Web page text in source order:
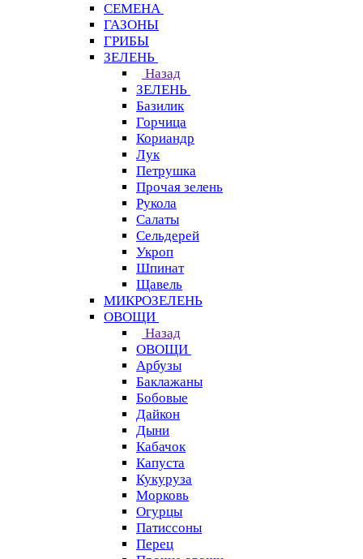
СЕМЕНА
ГАЗОНЫ
ГРИБЫ
ЗЕЛЕНЬ
Назад
ЗЕЛЕНЬ
Базилик
Горчица
Кориандр
Лук
Петрушка
Прочая зелень
Рукола
Салаты
Сельдерей
Укроп
Шпинат
Щавель
МИКРОЗЕЛЕНЬ
ОВОЩИ
Назад
ОВОЩИ
Арбузы
Баклажаны
Бобовые
Дайкон
Дыни
Кабачок
Капуста
Кукуруза
Морковь
Огурцы
Патиссоны
Перец